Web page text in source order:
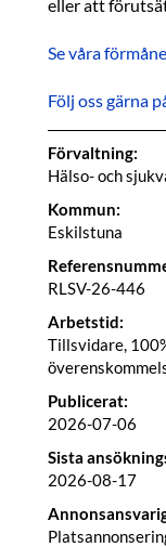
eller att
Se våra
Följ oss gärna
Förvaltning:
Hälso- och
Kommun:
Eskilstuna
RLSV-26-446
Arbetstid:
Tillsvidare,
Publicerat:
2026-07-06
Sista
2026-08-17